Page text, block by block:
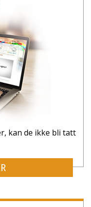
kan de ikke bli tatt